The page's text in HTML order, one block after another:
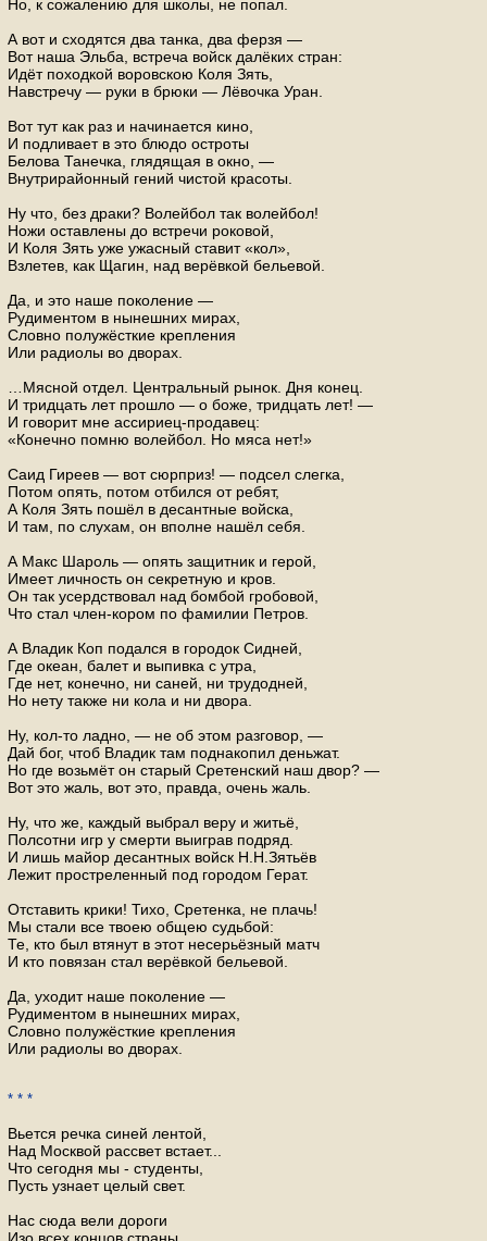
Но, к сожалению для школы, не попал.
А вот и сходятся два танка, два ферзя —
Вот наша Эльба, встреча войск далёких стран:
Идёт походкой воровскою Коля Зять,
Навстречу — руки в брюки — Лёвочка Уран.
Вот тут как раз и начинается кино,
И подливает в это блюдо остроты
Белова Танечка, глядящая в окно, —
Внутрирайонный гений чистой красоты.
Ну что, без драки? Волейбол так волейбол!
Ножи оставлены до встречи роковой,
И Коля Зять уже ужасный ставит «кол»,
Взлетев, как Щагин, над верёвкой бельевой.
Да, и это наше поколение —
Рудиментом в нынешних мирах,
Словно полужёсткие крепления
Или радиолы во дворах.
…Мясной отдел. Центральный рынок. Дня конец.
И тридцать лет прошло — о боже, тридцать лет! —
И говорит мне ассириец-продавец:
«Конечно помню волейбол. Но мяса нет!»
Саид Гиреев — вот сюрприз! — подсел слегка,
Потом опять, потом отбился от ребят,
А Коля Зять пошёл в десантные войска,
И там, по слухам, он вполне нашёл себя.
А Макс Шароль — опять защитник и герой,
Имеет личность он секретную и кров.
Он так усердствовал над бомбой гробовой,
Что стал член-кором по фамилии Петров.
А Владик Коп подался в городок Сидней,
Где океан, балет и выпивка с утра,
Где нет, конечно, ни саней, ни трудодней,
Но нету также ни кола и ни двора.
Ну, кол-то ладно, — не об этом разговор, —
Дай бог, чтоб Владик там поднакопил деньжат.
Но где возьмёт он старый Сретенский наш двор? —
Вот это жаль, вот это, правда, очень жаль.
Ну, что же, каждый выбрал веру и житьё,
Полсотни игр у смерти выиграв подряд.
И лишь майор десантных войск Н.Н.Зятьёв
Лежит простреленный под городом Герат.
Отставить крики! Тихо, Сретенка, не плачь!
Мы стали все твоею общею судьбой:
Те, кто был втянут в этот несерьёзный матч
И кто повязан стал верёвкой бельевой.
Да, уходит наше поколение —
Рудиментом в нынешних мирах,
Словно полужёсткие крепления
Или радиолы во дворах.
* * *
Вьется речка синей лентой,
Над Москвой рассвет встает...
Что сегодня мы - студенты,
Пусть узнает целый свет.
Нас сюда вели дороги